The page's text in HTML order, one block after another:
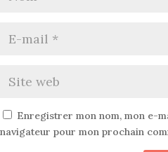
Enregistrer mon nom, mon e-
navigateur pour mon prochain